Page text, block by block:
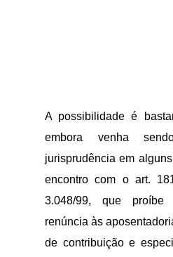
A possibilidade é
embora venha
jurisprudência em
encontro com o art.
3.048/99, que proíbe
renúncia às
de contribuição e